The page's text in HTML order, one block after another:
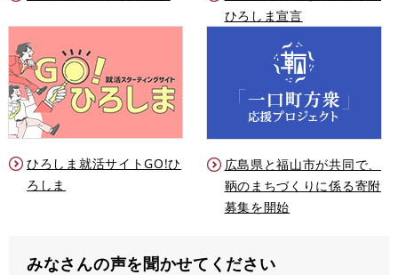
ひろしま宣言
ひろしま就活サイトGO!ひ
ろしま
広島県と福山市が共同で、
鞆のまちづくりに係る寄附
募集を開始
みなさんの声を聞かせてください